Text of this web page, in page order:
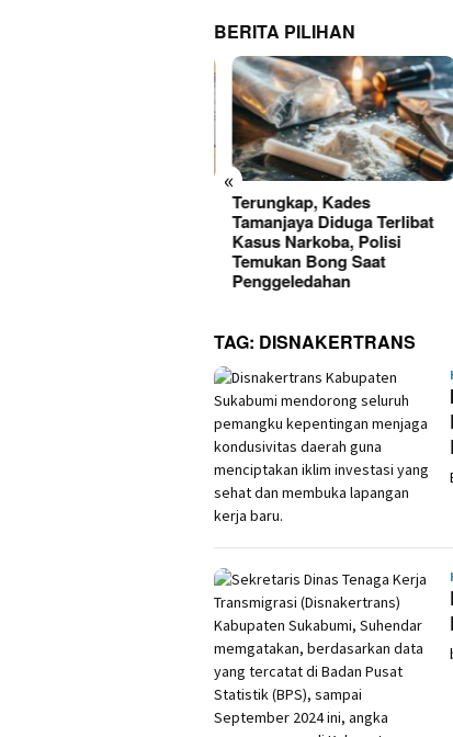
BERITA PILIHAN
«
Terungkap, Kades
Tamanjaya Diduga Terlibat
Kasus Narkoba, Polisi
Temukan Bong Saat
Penggeledahan
TAG: DISNAKERTRANS